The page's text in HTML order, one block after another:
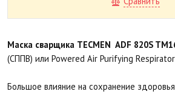
Маска сварщика TECMEN ADF 820S
(СППВ) или Powered Air Purifying Respirator
Большое влияние на сохранение